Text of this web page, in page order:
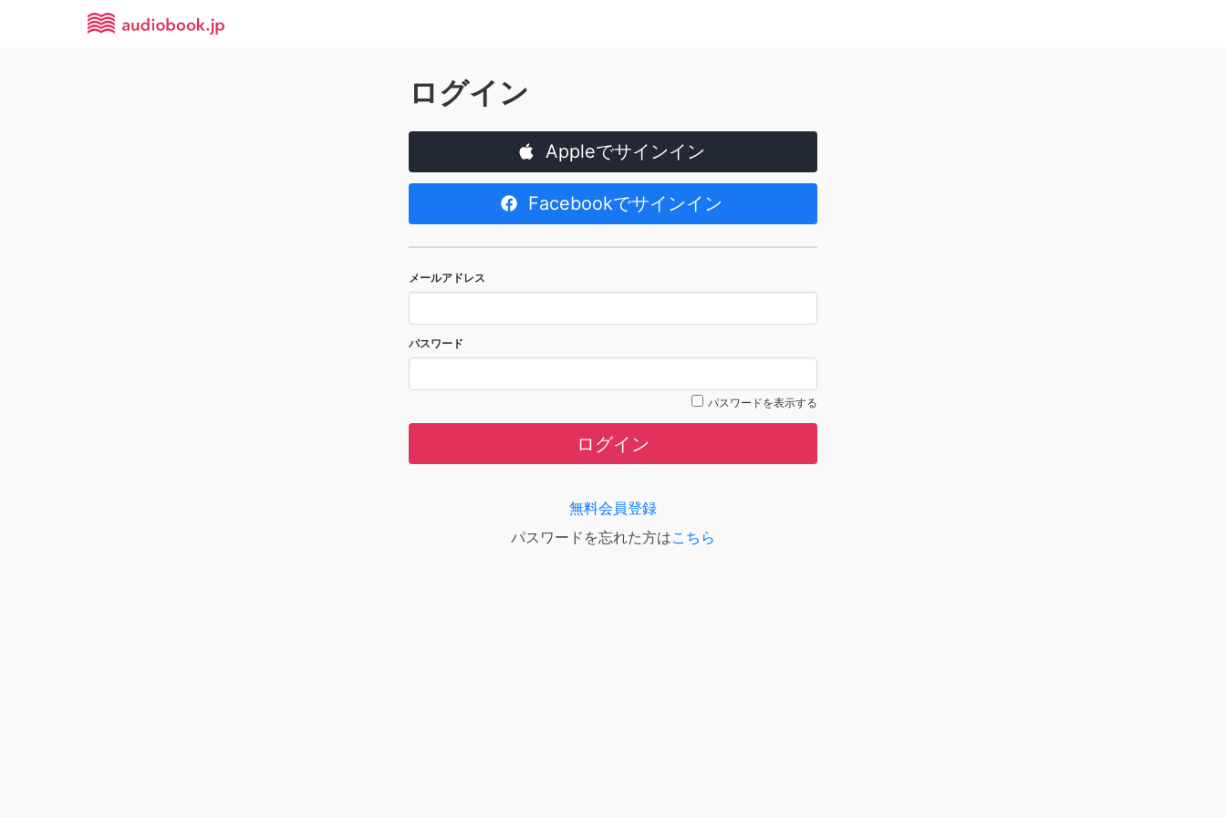
ログイン
Appleでサインイン
Facebookでサインイン
メールアドレス
パスワード
パスワードを表示する
ログイン
無料会員登録
パスワードを忘れた方はこちら